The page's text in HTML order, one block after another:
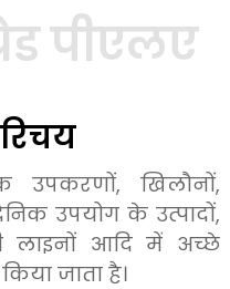
पीएलए
उपकरणों, खिलौनों,
उपयोग के उत्पादों,
लाइनों आदि में अच्छे
जाता है।